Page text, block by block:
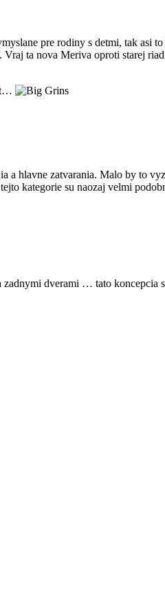
pre rodiny s detmi, tak asi
ta nova Meriva oproti starej
a hlavne zatvarania. Malo by to
kategorie su naozaj velmi
dverami … tato koncepcia